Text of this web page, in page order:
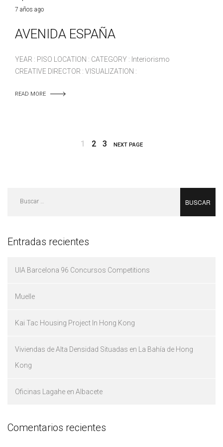
7 años ago
AVENIDA ESPAÑA
YEAR : PISO LOCATION : CATEGORY : Interiorismo
CREATIVE DIRECTOR : VISUALIZATION :
READ MORE
1 2 3 NEXT PAGE
Entradas recientes
UIA Barcelona 96 Concursos Competitions
Muelle
Kai Tac Housing Project In Hong Kong
Viviendas de Alta Densidad Situadas en La Bahía de Hong
Kong
Oficinas Lagahe en Albacete
Comentarios recientes